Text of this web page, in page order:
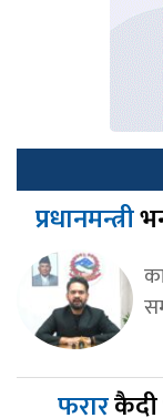
प्रधानमन्त्री
फरारकैदी